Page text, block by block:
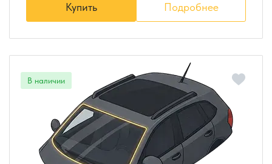
Купить Подробнее